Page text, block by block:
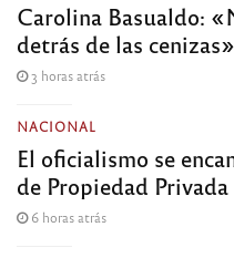
Carolina Basualdo:
detrás de las cenizas»
3 horas atrás
NACIONAL
El oficialismo se
de Propiedad Privada
6 horas atrás